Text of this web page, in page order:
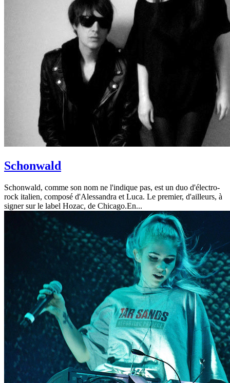
Schonwald
Schonwald, comme son nom ne l'indique pas, est un duo d'électro-
rock italien, composé d'Alessandra et Luca. Le premier, d'ailleurs, à
signer sur le label Hozac, de Chicago.En...